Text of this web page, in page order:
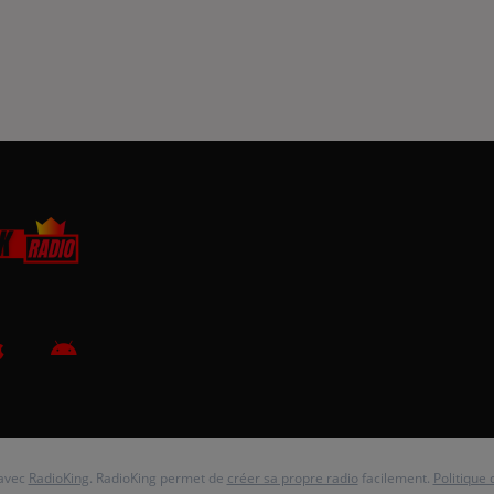
RadioKing. RadioKing permet de créer sa propre radio facilement. Politique